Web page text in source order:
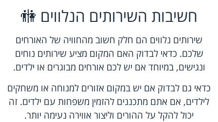
חשיבות השירותים הנלווים 🚻
שירותים נלווים הם חלק חשוב מהחוויה של האורחים
שלכם. כדאי לבדוק האם המקום מציע שירותים נוחים
ונגישים, במיוחד אם יש לכם אורחים מבוגרים או ילדים.
כדאי גם לבדוק אם יש במקום אזורים למנוחה או משחקים
לילדים, אם אתם מתכננים להזמין משפחות עם ילדים. זה
יכול להקל על ההורים וליצור אווירה נעימה יותר.